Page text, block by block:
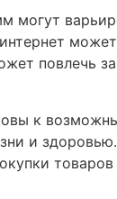
могут
повлечь
к
и
товаров